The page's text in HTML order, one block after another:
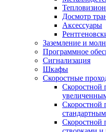
Досмотр
Аксессуары
Заземление и
Программное
Сигнализация
Шкафы
Скоростные
Скоростной
Скоростной
Скоростной